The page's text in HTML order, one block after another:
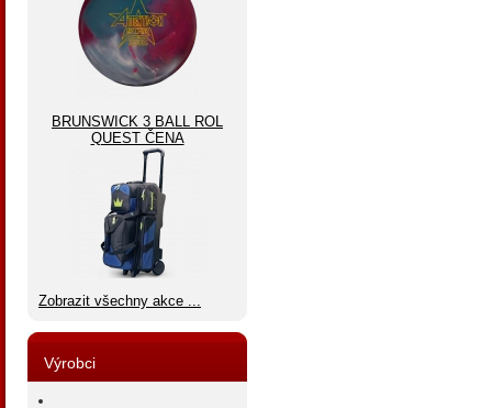
BRUNSWICK 3 BALL ROL
QUEST ČENA
Zobrazit všechny akce ...
Výrobci